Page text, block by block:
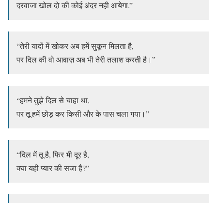
दरवाजा खोल दो की कोई अंदर नही आयेगा.”
“तेरी यादों में खोकर अब हमें सुकून मिलता है,
पर दिल की वो आवाज़ अब भी तेरी तलाश करती है।”
“हमने तुझे दिल से चाहा था,
पर तू हमें छोड़ कर किसी और के पास चला गया।”
“दिल में तू है, फिर भी दूर है,
क्या यही प्यार की सजा है?”